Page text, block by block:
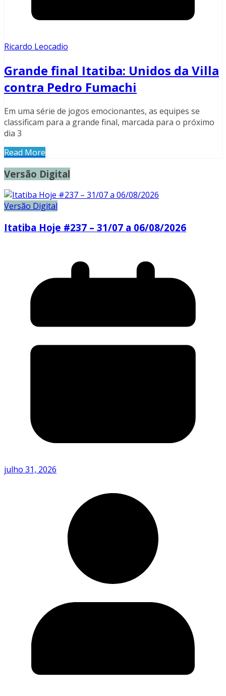
Ricardo Leocadio
Grande final Itatiba: Unidos da Villa
contra Pedro Fumachi
Em uma série de jogos emocionantes, as equipes se
classificam para a grande final, marcada para o próximo
dia 3
Read More
Versão Digital
Versão Digital
Itatiba Hoje #237 – 31/07 a 06/08/2026
julho 31, 2026